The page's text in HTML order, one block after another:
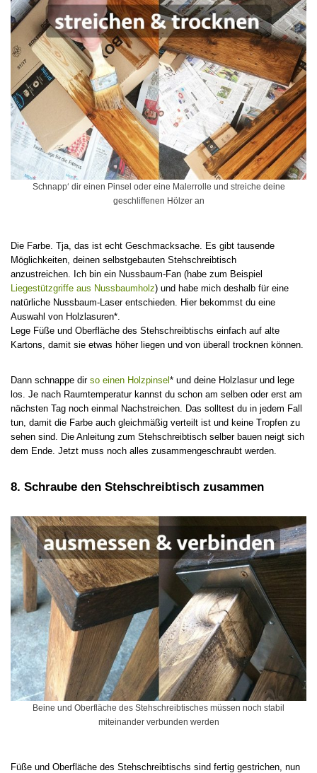
Schnapp‘ dir einen Pinsel oder eine Malerrolle und streiche deine
geschliffenen Hölzer an
Die Farbe. Tja, das ist echt Geschmacksache. Es gibt tausende
Möglichkeiten, deinen selbstgebauten Stehschreibtisch
anzustreichen. Ich bin ein Nussbaum-Fan (habe zum Beispiel
Liegestützgriffe aus Nussbaumholz) und habe mich deshalb für eine
natürliche Nussbaum-Laser entschieden. Hier bekommst du eine
Auswahl von Holzlasuren*.
Lege Füße und Oberfläche des Stehschreibtischs einfach auf alte
Kartons, damit sie etwas höher liegen und von überall trocknen können.
Dann schnappe dir so einen Holzpinsel * und deine Holzlasur und lege
los. Je nach Raumtemperatur kannst du schon am selben oder erst am
nächsten Tag noch einmal Nachstreichen. Das solltest du in jedem Fall
tun, damit die Farbe auch gleichmäßig verteilt ist und keine Tropfen zu
sehen sind. Die Anleitung zum Stehschreibtisch selber bauen neigt sich
dem Ende. Jetzt muss noch alles zusammengeschraubt werden.
8. Schraube den Stehschreibtisch zusammen
Beine und Oberfläche des Stehschreibtisches müssen noch stabil
miteinander verbunden werden
Füße und Oberfläche des Stehschreibtischs sind fertig gestrichen, nun